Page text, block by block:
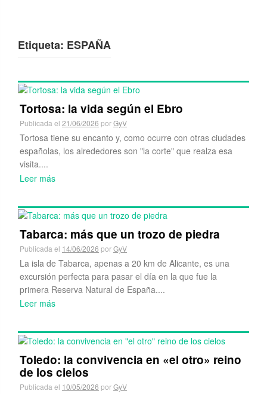
Etiqueta: ESPAÑA
Tortosa: la vida según el Ebro
Publicada el 21/06/2026 porGyV
Tortosa tiene su encanto y, como ocurre con otras ciudades
españolas, los alrededores son "la corte" que realza esa
visita....
Leer más
Tabarca: más que un trozo de piedra
Publicada el 14/06/2026 porGyV
La isla de Tabarca, apenas a 20 km de Alicante, es una
excursión perfecta para pasar el día en la que fue la
primera Reserva Natural de España....
Leer más
Toledo: la convivencia en «el otro» reino
de los cielos
Publicada el 10/05/2026 porGyV